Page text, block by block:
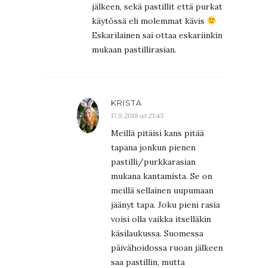
jälkeen, sekä pastillit että purkat
käytössä eli molemmat kävis
Eskarilainen sai ottaa eskariinkin
mukaan pastillirasian.
KRISTA
17.9.2018 at 21:43
Meillä pitäisi kans pitää
tapana jonkun pienen
pastilli/purkkarasian
mukana kantamista. Se on
meillä sellainen uupumaan
jäänyt tapa. Joku pieni rasia
voisi olla vaikka itselläkin
käsilaukussa. Suomessa
päivähoidossa ruoan jälkeen
saa pastillin, mutta